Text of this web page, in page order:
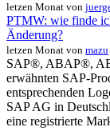
letzen Monat von
PTMW: wie finde
Änderung?
letzen Monat von mazu
SAP®, ABAP®,
erwähnten SAP-
entsprechenden
SAP AG in
eine registrierte